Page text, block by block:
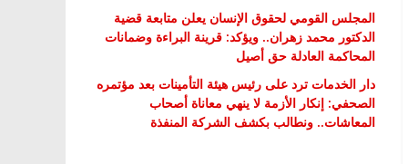
المجلس القومي لحقوق الإنسان يعلن متابعة قضية
الدكتور محمد زهران.. ويؤكد: قرينة البراءة وضمانات
المحاكمة العادلة حق أصيل
دار الخدمات ترد على رئيس هيئة التأمينات بعد مؤتمره
الصحفي: إنكار الأزمة لا ينهي معاناة أصحاب
المعاشات.. ونطالب بكشف الشركة المنفذة